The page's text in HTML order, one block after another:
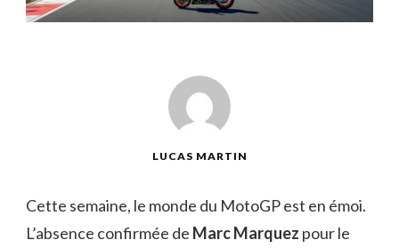
LUCAS MARTIN
Cette semaine, le monde du MotoGP est en émoi.
L’absence confirmée de Marc Marquez pour le